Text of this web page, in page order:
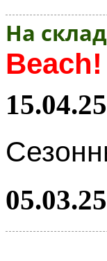
На
Beach!
15.04.25
05.03.25